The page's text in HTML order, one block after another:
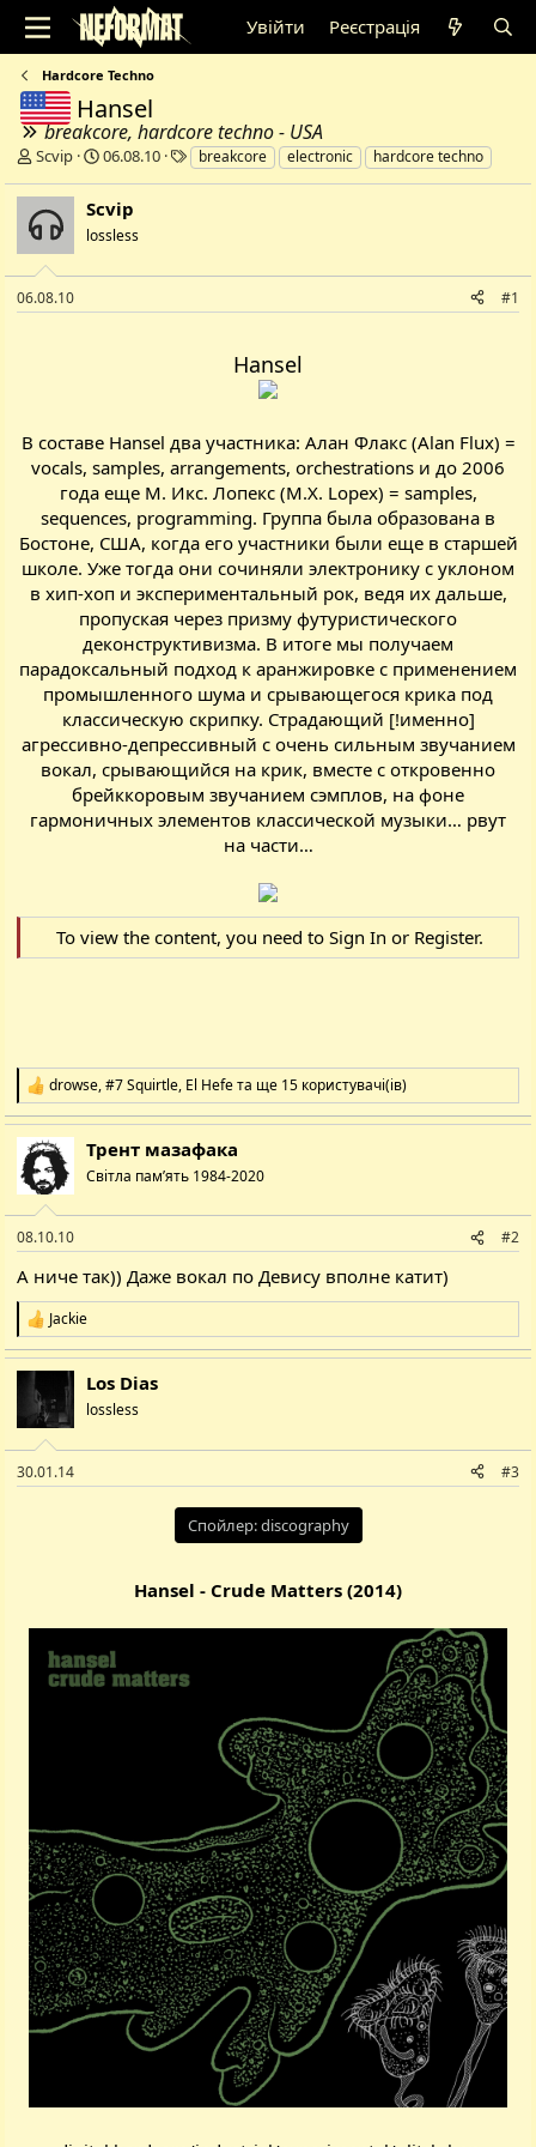
Увійти Реєстрація
Hardcore Techno
Hansel
breakcore, hardcore techno - USA
А
т
о
р
е
м
Scvip
Д
а
с
в
06.08.10
Т
е
breakcore electronic hardcore techno
Scvip
lossless
06.08.10 #1
Hansel
В составе Hansel два участника: Алан Флакс (Alan Flux) =
vocals, samples, arrangements, orchestrations и до 2006
года еще М. Икс. Лопекс (M.X. Lopex) = samples,
sequences, programming. Группа была образована в
Бостоне, США, когда его участники были еще в старшей
школе. Уже тогда они сочиняли электронику с уклоном
в хип-хоп и экспериментальный рок, ведя их дальше,
пропуская через призму футуристического
деконструктивизма. В итоге мы получаем
парадоксальный подход к аранжировке с применением
промышленного шума и срывающегося крика под
классическую скрипку. Страдающий [!именно]
агрессивно-депрессивный с очень сильным звучанием
вокал, срывающийся на крик, вместе с откровенно
брейккоровым звучанием сэмплов, на фоне
гармоничных элементов классической музыки… рвут
на части…
To view the content, you need to Sign In or Register.
Р
е
а
к
ц
і
drowse,#7 Squirtle, El Hefeта ще 15 користувачі(ів)
Трент мазафака
Світла пам’ять 1984-2020
08.10.10 #2
А ниче так)) Даже вокал по Девису вполне катит)
Р
е
а
ц
Jackie
Los Dias
lossless
30.01.14 #3
Спойлер:discography
Hansel - Crude Matters (2014)